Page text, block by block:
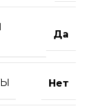
Да
Нет